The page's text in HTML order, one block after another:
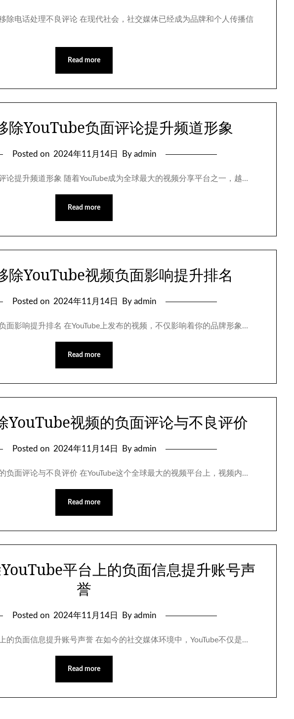
除电话处理不良评论 在现代社会，社交媒体已经成为品牌和个人传播信
Read more
除YouTube负面评论提升频道形象
Posted on 2024年11月14日 By admin
论提升频道形象 随着YouTube成为全球最大的视频分享平台之一，越…
Read more
除YouTube视频负面影响提升排名
Posted on 2024年11月14日 By admin
面影响提升排名 在YouTube上发布的视频，不仅影响着你的品牌形象…
Read more
YouTube视频的负面评论与不良评价
Posted on 2024年11月14日 By admin
负面评论与不良评价 在YouTube这个全球最大的视频平台上，视频内…
Read more
平台上的负面信息提升账号声
誉
Posted on 2024年11月14日 By admin
的负面信息提升账号声誉 在如今的社交媒体环境中，YouTube不仅是…
Read more